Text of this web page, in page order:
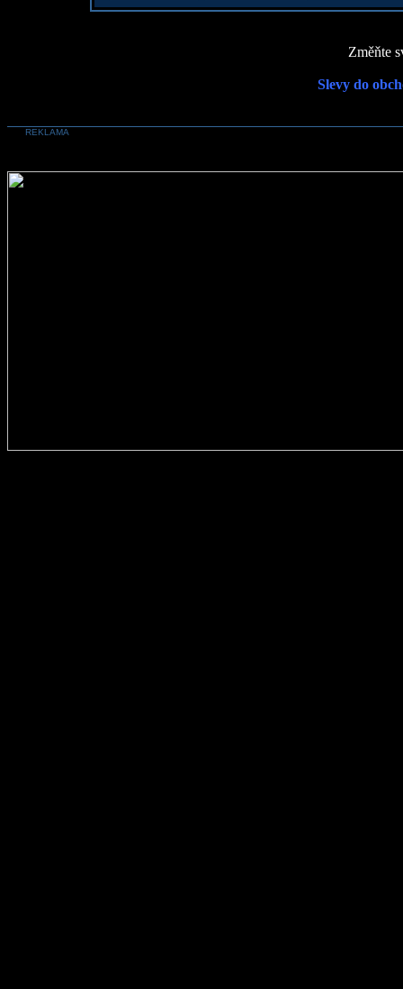
Změňte
Slevy do
REKLAMA